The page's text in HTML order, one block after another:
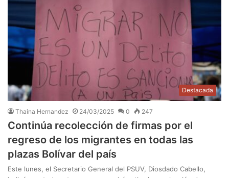
Destacada
Thaina Hernandez 24/03/2025 0 247
Continúa recolección de firmas por el
regreso de los migrantes en todas las
plazas Bolívar del país
Este lunes, el Secretario General del PSUV, Diosdado Cabello,